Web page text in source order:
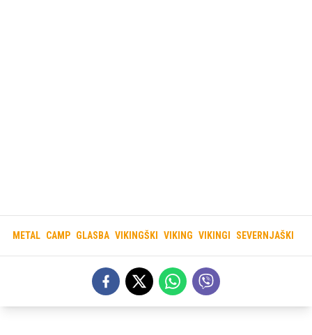
METAL CAMP GLASBA VIKINGŠKI VIKING VIKINGI SEVERNJAŠKI